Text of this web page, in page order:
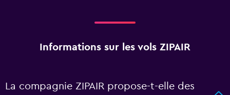
Informations sur les vols ZIPAIR
La compagnie ZIPAIR propose-t-elle des